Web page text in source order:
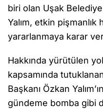
biri olan Uşak
Yalım, etkin
yararlanmaya karar
Hakkında yürütülen
kapsamında
Başkanı Özkan
gündeme bomba gibi